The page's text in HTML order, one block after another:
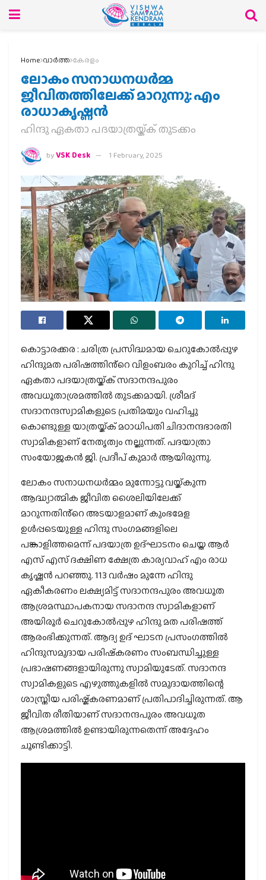
Home വാര്‍ത്ത കേരളം
ലോകം സനാധനധർമ്മ
ജീവിതത്തിലേക്ക് മാറുന്നു: എം
രാധാകൃഷ്ണൻ
ഹിന്ദു ഏകതാ പദയാത്രയ്ക്ക് തുടക്കം
byVSK Desk 1 February, 2025
കൊട്ടാരക്കര : ചരിത്ര പ്രസിദ്ധമായ ചെറുകോൽപ്പുഴ
ഹിന്ദുമത പരിഷത്തിൻ്റെ വിളംബരം കുറിച്ച് ഹിന്ദു
ഏകതാ പദയാത്രയ്ക്ക് സദാനന്ദപുരം
അവധൂതാശ്രമത്തിൽ തുടക്കമായി. ശ്രീമദ്
സദാനന്ദസ്വാമികളുടെ പ്രതിമയും വഹിച്ചു
കൊണ്ടുള്ള യാത്രയ്ക്ക് മഠാധിപതി ചിദാനന്ദഭാരതി
സ്വാമികളാണ് നേതൃത്വം നല്കുന്നത്. പദയാത്രാ
സംയോജകൻ ജി. പ്രദീപ് കുമാർ ആയിരുന്നു.
ലോകം സനാധനധർമ്മം മുന്നോട്ടു വയ്ക്കുന്ന
ആദ്ധ്യാത്മിക ജീവിത ശൈലിയിലേക്ക്
മാറുന്നതിൻ്റെ അടയാളമാണ് കുംഭമേള
ഉൾപ്പടെയുള്ള ഹിന്ദു സംഗമങ്ങളിലെ
പങ്കാളിത്തമെന്ന് പദയാത്ര ഉദ്ഘാടനം ചെയ്ത ആർ
എസ് എസ് ദക്ഷിണ ക്ഷേത്ര കാര്യവാഹ് എം രാധ
കൃഷ്ണൻ പറഞ്ഞു. 113 വർഷം മുന്നേ ഹിന്ദു
ഏകീകരണം ലക്ഷ്യമിട്ട് സദാനന്ദപുരം അവധൂത
ആശ്രമസ്ഥാപകനായ സദാനന്ദ സ്വാമികളാണ്
അയിരൂർ ചെറുകോൽപ്പുഴ ഹിന്ദു മത പരിഷത്ത്
ആരംഭിക്കുന്നത്. ആദ്യ ഉദ് ഘാടന പ്രസംഗത്തിൽ
ഹിന്ദുസമുദായ പരിഷ്‌കരണം സംബന്ധിച്ചുള്ള
പ്രഭാഷണങ്ങളായിരുന്നു സ്വാമിയുടേത്. സദാനന്ദ
സ്വാമികളുടെ എഴുത്തുകളിൽ സമുദായത്തിന്റെ
ശാസ്ത്രീയ പരിഷ്ക്കരണമാണ് പ്രതിപാദിച്ചിരുന്നത്. ആ
ജീവിത രീതിയാണ് സദാനന്ദപുരം അവധൂത
ആശ്രമത്തിൽ ഉണ്ടായിരുന്നതെന്ന് അദ്ദേഹം
ചൂണ്ടിക്കാട്ടി.